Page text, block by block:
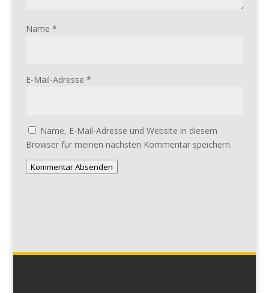
Name *
E-Mail-Adresse *
Name, E-Mail-Adresse und Website in diesem
Browser für meinen nächsten Kommentar speichern.
Kommentar Absenden